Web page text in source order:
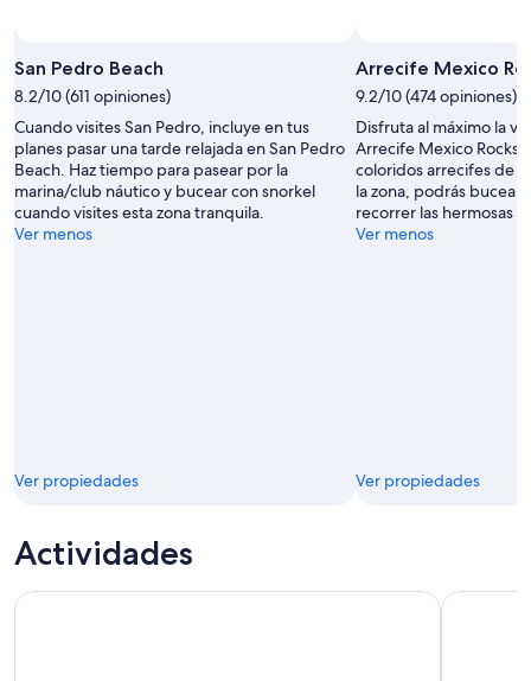
San Pedro Beach
8.2/10 (611 opiniones)
Cuando visites San Pedro, incluye en tus
planes pasar una tarde relajada en San Pedro
Beach. Haz tiempo para pasear por la
marina/club náutico y bucear con snorkel
cuando visites esta zona tranquila.
Ver menos
Ver propiedades
Arrecife Mexico
9.2/10 (474 opiniones)
Disfruta al máximo la
Arrecife Mexico Rocks
coloridos arrecifes de
la zona, podrás bucear
recorrer las hermosas
Ver menos
Ver propiedades
Actividades
Excursión guiada exclusiva todo en 1 compartida de día
San